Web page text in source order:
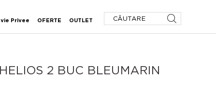
vie Privee OFERTE OUTLET
2 BUC BLEUMARIN